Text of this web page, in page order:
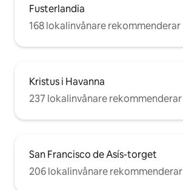
Fusterlandia
168 lokalinvånare rekommenderar
Kristus i Havanna
237 lokalinvånare rekommenderar
San Francisco de Asís-torget
206 lokalinvånare rekommenderar